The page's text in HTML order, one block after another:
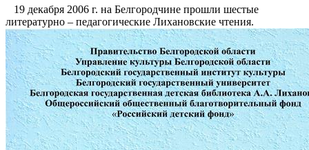
19 декабря 2006 г. на Белгородчине прошли шестые
литературно – педагогические Лихановские чтения.